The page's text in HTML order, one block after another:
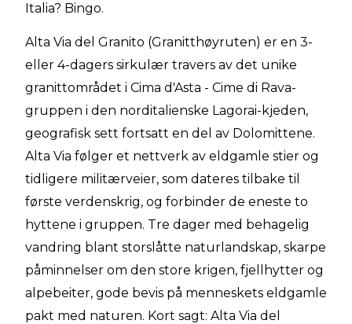
Italia? Bingo.
Alta Via del Granito (Granitthøyruten) er en 3-
eller 4-dagers sirkulær travers av det unike
granittområdet i Cima d'Asta - Cime di Rava-
gruppen i den norditalienske Lagorai-kjeden,
geografisk sett fortsatt en del av Dolomittene.
Alta Via følger et nettverk av eldgamle stier og
tidligere militærveier, som dateres tilbake til
første verdenskrig, og forbinder de eneste to
hyttene i gruppen. Tre dager med behagelig
vandring blant storslåtte naturlandskap, skarpe
påminnelser om den store krigen, fjellhytter og
alpebeiter, gode bevis på menneskets eldgamle
pakt med naturen. Kort sagt: Alta Via del